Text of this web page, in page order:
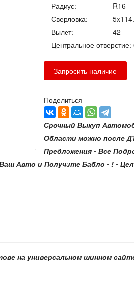
Радиус:
R16
Сверловка:
Вылет:
42
Центральное отверстие:
Поделиться
Срочный Выкуп
Области можно после
Предложения - Все
Авто и Получите Бабло - ! -
на универсальном шинном